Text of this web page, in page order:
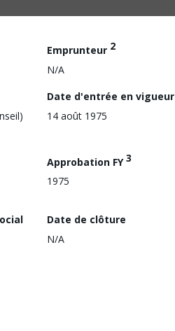
Emprunteur 2
N/A
Date d'entrée en vigueur
14 août 1975
Approbation FY3
1975
Date de clôture
N/A